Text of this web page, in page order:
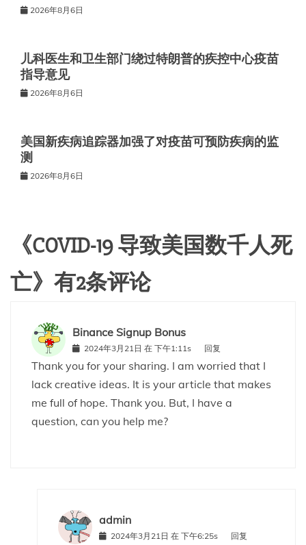
2026年8月6日
儿科医生和卫生部门绕过特朗普的疾控中心疫苗
指导意见
2026年8月6日
美国新疾病追踪器加强了对疫苗可预防疾病的监
测
2026年8月6日
《COVID-19 导致美国数千人死
亡》有2条评论
Binance Signup Bonus
2024年3月21日 在 下午1:11s 回复
Thank you for your sharing. I am worried that I
lack creative ideas. It is your article that makes
me full of hope. Thank you. But, I have a
question, can you help me?
admin
2024年3月21日 在 下午6:25s 回复